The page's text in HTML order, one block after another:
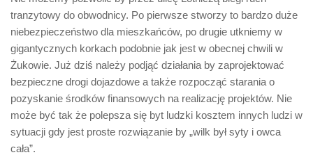
tranzytowy do obwodnicy. Po pierwsze stworzy to bardzo duże
niebezpieczeństwo dla mieszkańców, po drugie utkniemy w
gigantycznych korkach podobnie jak jest w obecnej chwili w
Żukowie. Już dziś należy podjąć działania by zaprojektować
bezpieczne drogi dojazdowe a także rozpocząć starania o
pozyskanie środków finansowych na realizację projektów. Nie
może być tak że polepsza się byt ludzki kosztem innych ludzi w
sytuacji gdy jest proste rozwiązanie by „wilk był syty i owca
cała”.